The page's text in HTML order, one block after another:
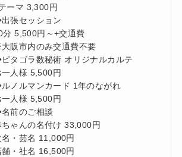
ーマ 3,300円
張セッション
分 5,500円～+交通費
阪市内のみ交通費不要
タゴラ数秘術 オリジナルカルテ
一人様 5,500円
ノルマンカード 1年のながれ
一人様 5,500円
前のご相談
ちゃんの名付け 33,000円
名・芸名 11,000円
舗・社名 16,500円